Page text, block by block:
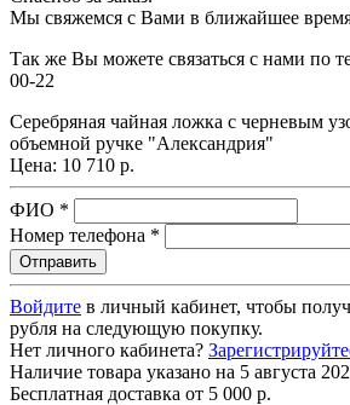
Мы свяжемся с Вами в ближайшее
Так же Вы можете связаться с нами по
00-22
Серебряная чайная ложка с черневым
объемной ручке "Александрия"
Цена: 10 710 р.
ФИО *
Номер телефона *
Войдите в личный кабинет, чтобы
рубля на следующую покупку.
Нет личного кабинета?
Наличие товара указано на 5 августа
Бесплатная доставка от 5 000 р.